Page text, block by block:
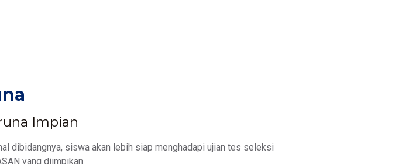
Impian
dibidangnya, siswa akan lebih siap menghadapi ujian tes seleksi
yang diimpikan.